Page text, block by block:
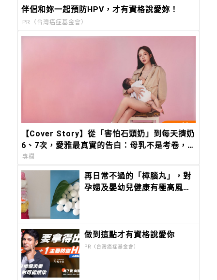
伴侶和妳一起預防HPV，才有資格說愛妳！
PR（台灣癌症基金會）
【Cover Story】從「害怕石頭奶」到每天擠奶
6、7次，愛雅最真實的告白：母乳不是考卷，
而是愛的另一種模樣
專欄
再日常不過的「樟腦丸」，對
孕婦及嬰幼兒健康有極高風
做到這點才有資格說愛你
PR（台灣癌症基金會）